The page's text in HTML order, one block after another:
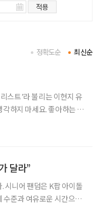
적용
최신순
정확도순
스트’라 불리는 이현지 유
하지 마세요. 좋아하는 분
달라”
시니어 팬덤은 K팝 아이돌